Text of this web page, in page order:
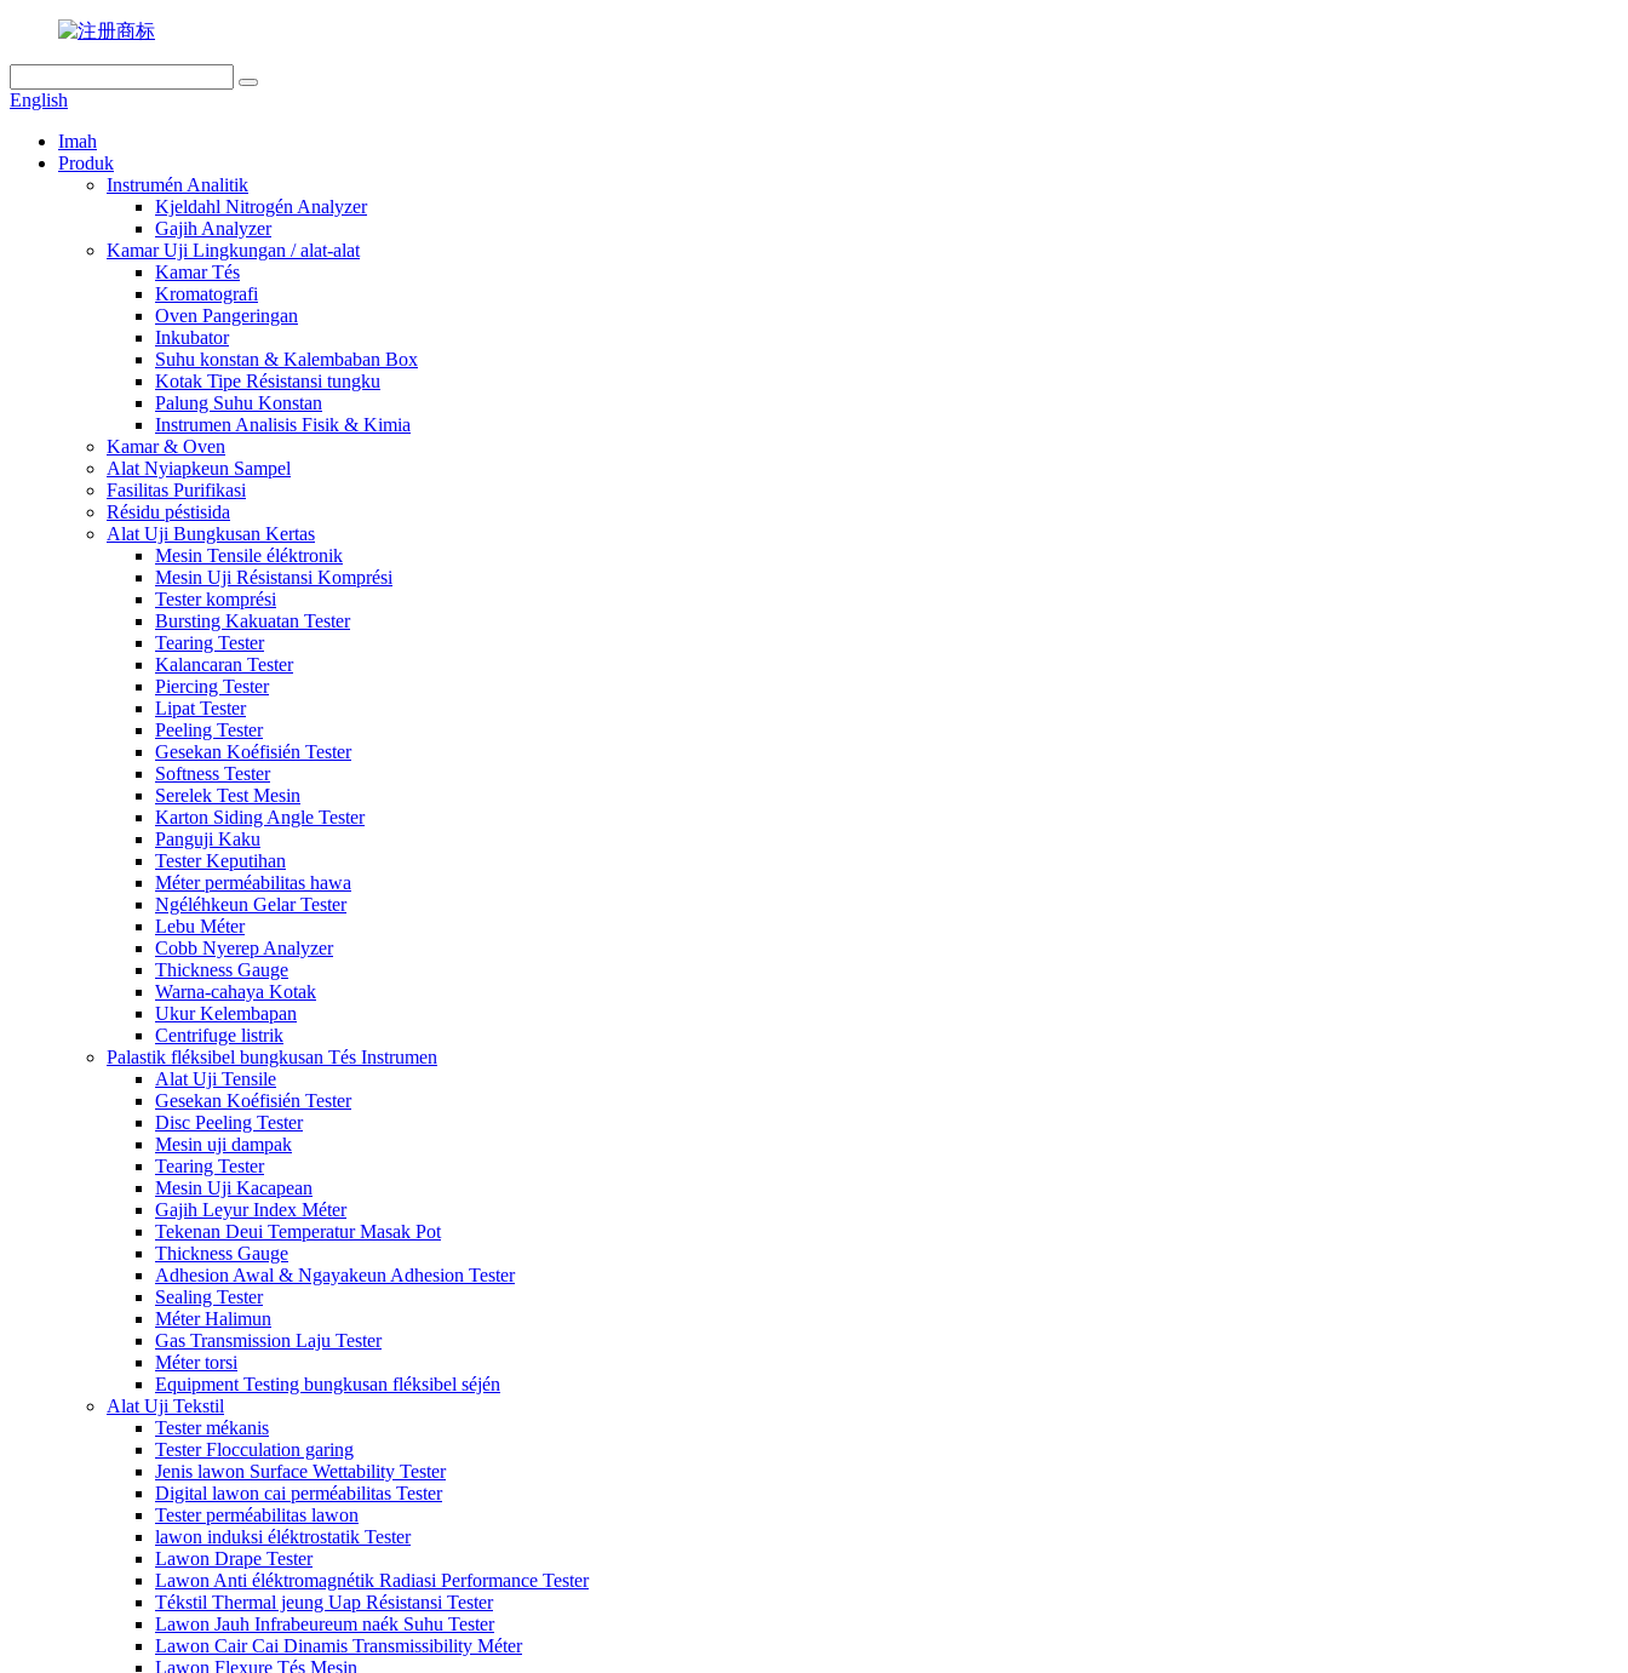
English
Imah
Produk
Instrumén Analitik
Kjeldahl Nitrogén Analyzer
Gajih Analyzer
Kamar Uji Lingkungan / alat-alat
Kamar Tés
Kromatografi
Oven Pangeringan
Inkubator
Suhu konstan & Kalembaban Box
Kotak Tipe Résistansi tungku
Palung Suhu Konstan
Instrumen Analisis Fisik & Kimia
Kamar & Oven
Alat Nyiapkeun Sampel
Fasilitas Purifikasi
Résidu péstisida
Alat Uji Bungkusan Kertas
Mesin Tensile éléktronik
Mesin Uji Résistansi Komprési
Tester komprési
Bursting Kakuatan Tester
Tearing Tester
Kalancaran Tester
Piercing Tester
Lipat Tester
Peeling Tester
Gesekan Koéfisién Tester
Softness Tester
Serelek Test Mesin
Karton Siding Angle Tester
Panguji Kaku
Tester Keputihan
Méter perméabilitas hawa
Ngéléhkeun Gelar Tester
Lebu Méter
Cobb Nyerep Analyzer
Thickness Gauge
Warna-cahaya Kotak
Ukur Kelembapan
Centrifuge listrik
Palastik fléksibel bungkusan Tés Instrumen
Alat Uji Tensile
Gesekan Koéfisién Tester
Disc Peeling Tester
Mesin uji dampak
Tearing Tester
Mesin Uji Kacapean
Gajih Leyur Index Méter
Tekenan Deui Temperatur Masak Pot
Thickness Gauge
Adhesion Awal & Ngayakeun Adhesion Tester
Sealing Tester
Méter Halimun
Gas Transmission Laju Tester
Méter torsi
Equipment Testing bungkusan fléksibel séjén
Alat Uji Tekstil
Tester mékanis
Tester Flocculation garing
Jenis lawon Surface Wettability Tester
Digital lawon cai perméabilitas Tester
Tester perméabilitas lawon
lawon induksi éléktrostatik Tester
Lawon Drape Tester
Lawon Anti éléktromagnétik Radiasi Performance Tester
Tékstil Thermal jeung Uap Résistansi Tester
Lawon Jauh Infrabeureum naék Suhu Tester
Lawon Cair Cai Dinamis Transmissibility Méter
Lawon Flexure Tés Mesin